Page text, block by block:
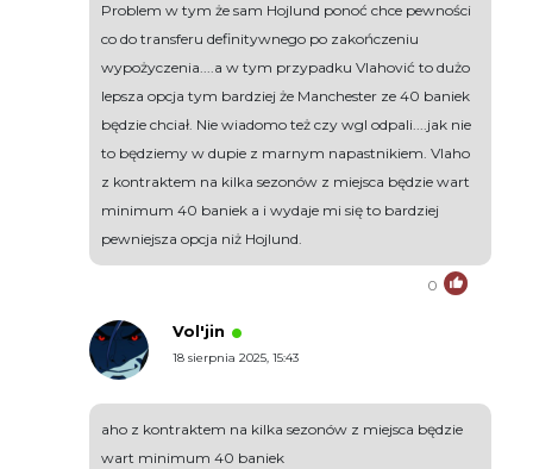
Problem w tym że sam Hojlund ponoć chce pewności
co do transferu definitywnego po zakończeniu
wypożyczenia....a w tym przypadku Vlahović to dużo
lepsza opcja tym bardziej że Manchester ze 40 baniek
będzie chciał. Nie wiadomo też czy wgl odpali....jak nie
to będziemy w dupie z marnym napastnikiem. Vlaho
z kontraktem na kilka sezonów z miejsca będzie wart
minimum 40 baniek a i wydaje mi się to bardziej
pewniejsza opcja niż Hojlund.
0
Vol'jin
18 sierpnia 2025, 15:43
aho z kontraktem na kilka sezonów z miejsca będzie
wart minimum 40 baniek